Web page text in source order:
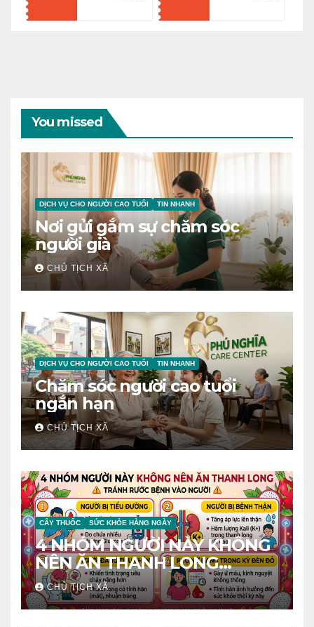
You missed
DỊCH VỤ CHO NGƯỜI CAO TUỔI TIN NHANH
Nơi gửi gắm sự chăm sóc
người già
CHỦ TỊCH XÃ
DỊCH VỤ CHO NGƯỜI CAO TUỔI TIN NHANH
Chăm sóc người cao tuổi
ngắn hạn
CHỦ TỊCH XÃ
CÂY THUỐC SỨC KHỎE HÀNG NGÀY
4 NHÓM NGƯỜI NÀY KHÔNG
NÊN ĂN THANH LONG
TRÁNH RƯỚC BỆNH VÀO
NGƯỜI
CHỦ TỊCH XÃ